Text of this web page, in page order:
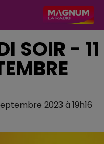
SOIR - 11
2023 à 19h16